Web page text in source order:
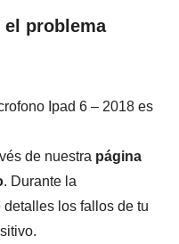
el problema
Ipad 6 – 2018 es
de nuestra página
. Durante la
los fallos de tu